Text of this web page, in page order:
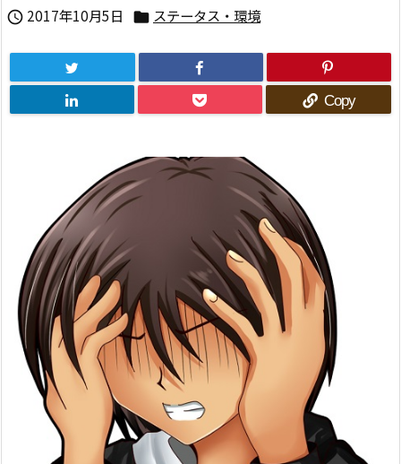
 2017年10月5日  ステータス・環境
Copy